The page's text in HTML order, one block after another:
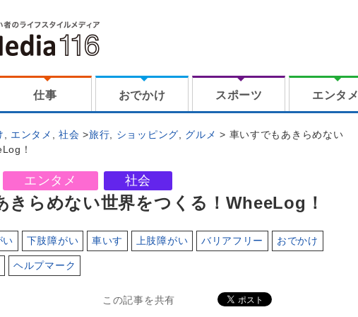
仕事 おでかけ スポーツ エンタメ
エンタメ ,社会 旅行 ショッピング グルメ
車いすでもあきらめない
！
エンタメ 社会
きらめない世界をつくる！WheeLog！
い 下肢障がい 車いす 上肢障がい バリアフリー おでかけ
ヘルプマーク
この記事を共有